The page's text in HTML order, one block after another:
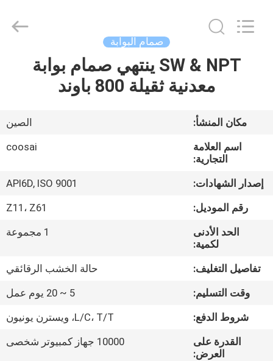
المنزل
حولنا
جولة
المصنع
مراقبة
الجودة
اتصل
صمام البوابة
SW & NPT ينتهي صمام بوابة
معدنية ثقيلة 800 باوند
مكان المنشأ:
الصين
اسم العلامة
التجارية:
coosai
إصدار الشهادات:
API6D, ISO 9001
رقم الموديل:
Z11، Z61
الحد الأدنى
لكمية:
1 مجموعة
تفاصيل التغليف:
حالة الخشب الرقائقي
وقت التسليم:
5 ~ 20 يوم عمل
شروط الدفع:
L/C، T/T، ويسترن يونيون
القدرة على
العرض:
10000 جهاز كمبيوتر شخصى